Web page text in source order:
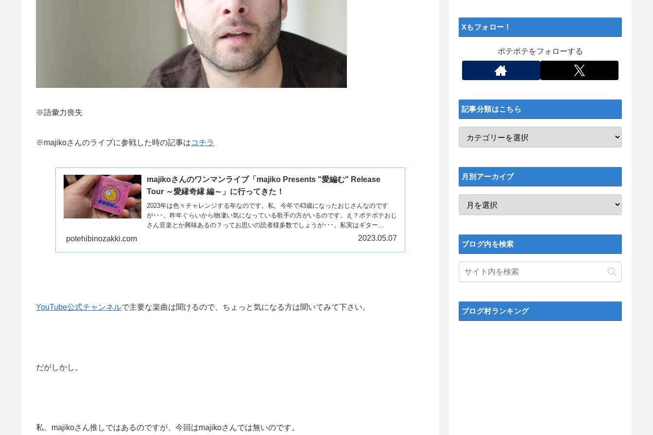
※語彙力喪失
※majikoさんのライブに参戦した時の記事はコチラ
majikoさんのワンマンライブ「majiko Presents "愛編む" Release
Tour ～愛縁奇縁 編～」に行ってきた！
2023年は色々チャレンジする年なのです。私、今年で43歳になったおじさんなのです
が･･･。昨年ぐらいから物凄い気になっている歌手の方がいるのです。え？ポテポテおじ
さん音楽とか興味あるの？ってお思いの読者様多数でしょうが･･･。私実はギター...
potehibinozakki.com 2023.05.07
YouTube公式チャンネルで主要な楽曲は聞けるので、ちょっと気になる方は聞いてみて下さい。
だがしかし。
私、majikoさん推しではあるのですが、今回はmajikoさんでは無いのです。
Xもフォロー！
ポテポテをフォローする
記事分類はこちら
月別アーカイブ
ブログ内を検索
ブログ村ランキング